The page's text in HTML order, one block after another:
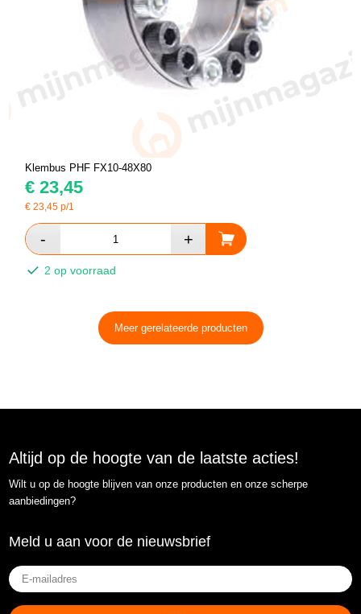
Klembus PHF FX10-48X80
€ 23,45
€23,45 p/1
2 op voorraad
Meer gerelateerde producten
Altijd op de hoogte van de laatste acties!
Wilt u op de hoogte blijven van onze producten en onze scherpe
aanbiedingen?
Meld u aan voor de nieuwsbrief
E-
mailadres(Vereist)